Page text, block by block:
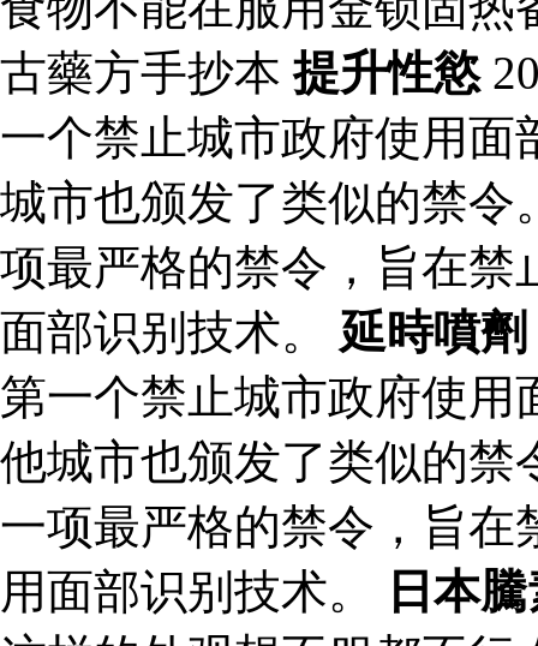
古藥方手抄本提升性慾
一个禁止城市政府使用面
城市也颁发了类似的禁令
项最严格的禁令，旨在禁
面部识别技术。 延時噴劑
第一个禁止城市政府使用
他城市也颁发了类似的禁
一项最严格的禁令，旨在
用面部识别技术。
日本